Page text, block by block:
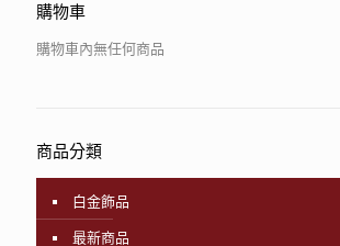
購物車
購物車內無任何商品
商品分類
白金飾品
最新商品